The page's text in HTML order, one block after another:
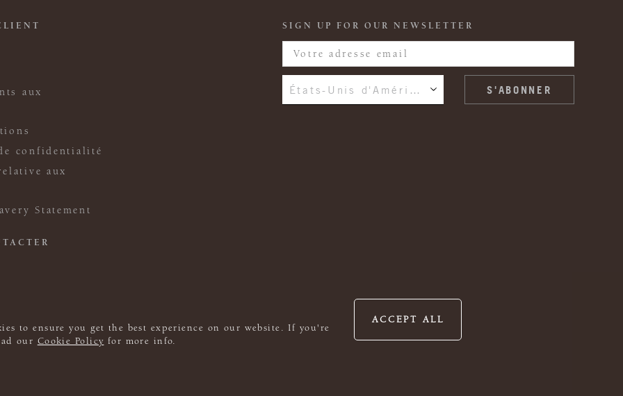
to ensure you get the best experience on our website. If you're
our Cookie Policy for more info.
ACCEPT ALL
aux
confidentialité
aux
Statement
SIGN UP FOR OUR NEWSLETTER
États-Unis d'Amérique